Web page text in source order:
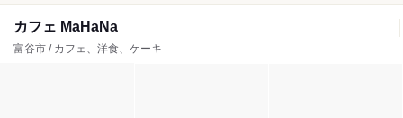
カフェ MaHaNa
富谷市 / カフェ、洋食、ケーキ